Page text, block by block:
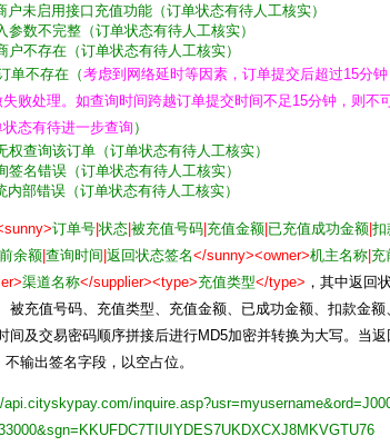
户未启用接口充值功能（订单状态有待人工核实）
参数不完整（订单状态有待人工核实）
户不存在（订单状态有待人工核实）
单不存在（考虑到网络延时等因素，订单提交后超过15分
败处理。如查询时间跨越订单提交时间不足15分钟，则不
态有待进一步查询 ）
权查询该订单（订单状态有待人工核实）
签名错误（订单状态有待人工核实）
内部错误（订单状态有待人工核实）
订单号 状态 被充值号码 充值金额 已充值成功金额 扣
余额 查询时间 返回状态签名</sunny><owner>机主名称 充
渠道名称</supplier><type>充值类型</type> ，其中返回
被充值号码、充值类型、充值金额、已成功金额、扣款金额
间及交易密码顺序拼接后进行MD5加密并转换为大写。当返
输出签名字段，以空占位。
api.cityskypay.com/